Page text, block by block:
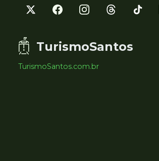
TurismoSantos
TurismoSantos.com.br